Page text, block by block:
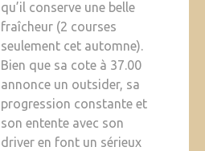
qu’il conserve une belle
fraîcheur (2 courses
seulement cet automne).
Bien que sa cote à 37.00
annonce un outsider, sa
progression constante et
son entente avec son
driver en font un sérieux